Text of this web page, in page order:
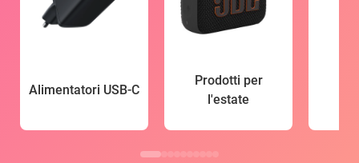
Alimentatori USB-C
Prodotti per
l'estate